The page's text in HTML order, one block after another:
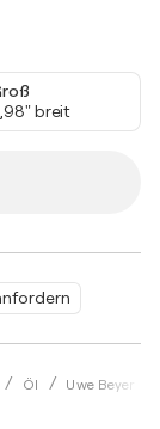
Öl Uwe Beyer
breit